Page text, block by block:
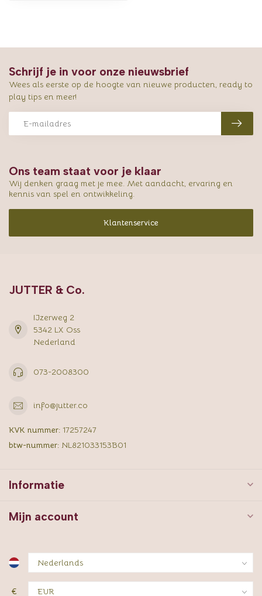
Ons team staat voor je klaar
Wij denken graag met je mee. Met aandacht, ervaring en
kennis van spel en ontwikkeling.
Klantenservice
Schrijf je in voor onze nieuwsbrief
Wees als eerste op de hoogte van nieuwe producten, ready to
play tips en meer!
JUTTER & Co.
IJzerweg 2
5342 LX Oss
Nederland
073-2008300
info@jutter.co
KVK nummer: 17257247
btw-nummer: NL821033153B01
Informatie
Mijn account
€